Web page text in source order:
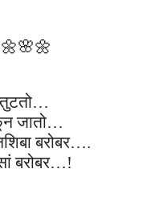
🌸🌼
जातो…
बरोबर….
बरोबर…!